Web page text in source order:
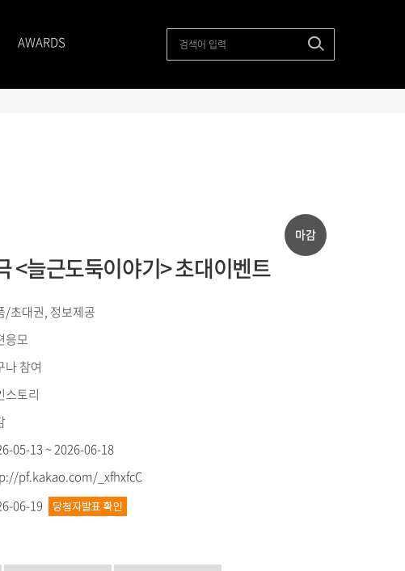
AWARDS
마감
<늘근도둑이야기> 초대이벤트
/초대권, 정보제공
응모
나 참여
스토리
05-13 ~ 2026-06-18
pf.kakao.com/_xfhxfcC
06-19